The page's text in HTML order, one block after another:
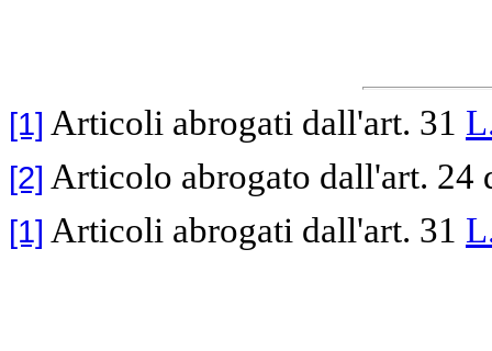
[1] Articoli abrogati dall'art. 31
[2] Articolo abrogato dall'art. 24
[1] Articoli abrogati dall'art. 31